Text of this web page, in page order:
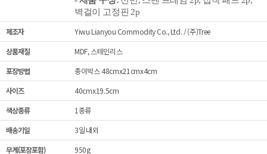
벽걸이 고정핀 2p
제조자
Yiwu Lianyou Commodity Co., Ltd. / (주)Tree
상품재질
MDF, 스테인리스
포장방법
종이박스 48cmx21cmx4cm
사이즈
40cmx19.5cm
색상종류
1종류
배송기일
3일 내외
무게(포장포함)
950g